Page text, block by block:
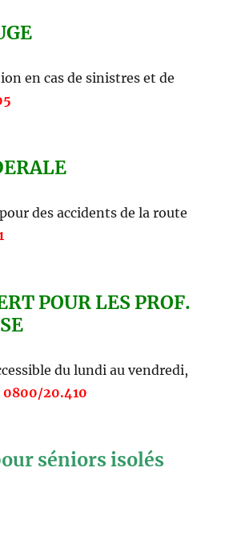
en cas de sinistres et de
des accidents de la route
POUR LES PROF.
du lundi au vendredi,
0800/20.410
séniors isolés